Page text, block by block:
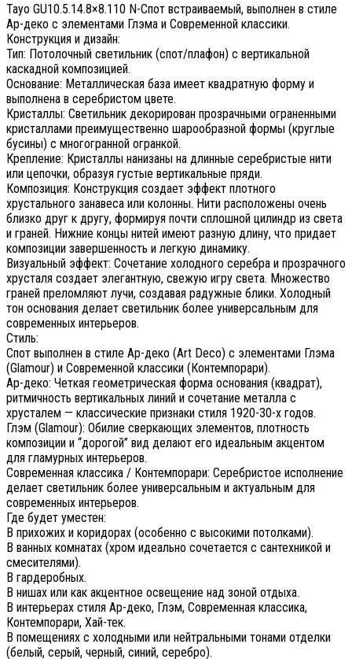
Tayo GU10.5.14.8×8.110 N-Спот встраиваемый, выполнен в стиле
Ар-деко с элементами Глэма и Современной классики.
Конструкция и дизайн:
Тип: Потолочный светильник (спот/плафон) с вертикальной
каскадной композицией.
Основание: Металлическая база имеет квадратную форму и
выполнена в серебристом цвете.
Кристаллы: Светильник декорирован прозрачными ограненными
кристаллами преимущественно шарообразной формы (круглые
бусины) с многогранной огранкой.
Крепление: Кристаллы нанизаны на длинные серебристые нити
или цепочки, образуя густые вертикальные пряди.
Композиция: Конструкция создает эффект плотного
хрустального занавеса или колонны. Нити расположены очень
близко друг к другу, формируя почти сплошной цилиндр из света
и граней. Нижние концы нитей имеют разную длину, что придает
композиции завершенность и легкую динамику.
Визуальный эффект: Сочетание холодного серебра и прозрачного
хрусталя создает элегантную, свежую игру света. Множество
граней преломляют лучи, создавая радужные блики. Холодный
тон основания делает светильник более универсальным для
современных интерьеров.
Стиль:
Спот выполнен в стиле Ар-деко (Art Deco) с элементами Глэма
(Glamour) и Современной классики (Контемпорари).
Ар-деко: Четкая геометрическая форма основания (квадрат),
ритмичность вертикальных линий и сочетание металла с
хрусталем — классические признаки стиля 1920-30-х годов.
Глэм (Glamour): Обилие сверкающих элементов, плотность
композиции и “дорогой” вид делают его идеальным акцентом
для гламурных интерьеров.
Современная классика / Контемпорари: Серебристое исполнение
делает светильник более универсальным и актуальным для
современных интерьеров.
Где будет уместен:
В прихожих и коридорах (особенно с высокими потолками).
В ванных комнатах (хром идеально сочетается с сантехникой и
смесителями).
В гардеробных.
В нишах или как акцентное освещение над зоной отдыха.
В интерьерах стиля Ар-деко, Глэм, Современная классика,
Контемпорари, Хай-тек.
В помещениях с холодными или нейтральными тонами отделки
(белый, серый, черный, синий, серебро).